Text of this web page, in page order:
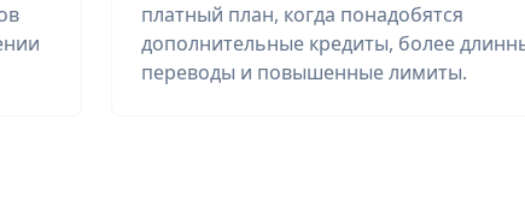
платный план, когда понадобятся
дополнительные кредиты, более
переводы и повышенные лимиты.